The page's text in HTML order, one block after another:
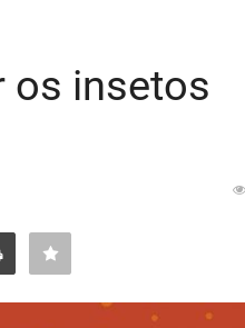
os insetos